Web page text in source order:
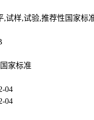
家标准
04
04